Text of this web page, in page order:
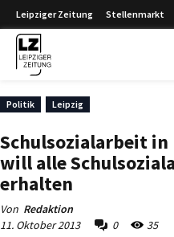
Leipziger Zeitung Stellenmarkt
Politik Leipzig
Schulsozialarbeit in
will alle
erhalten
Von Redaktion
11. Oktober 2013
0 35